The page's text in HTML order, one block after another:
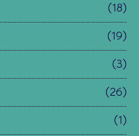
(18)
(19)
(3)
(26)
(1)